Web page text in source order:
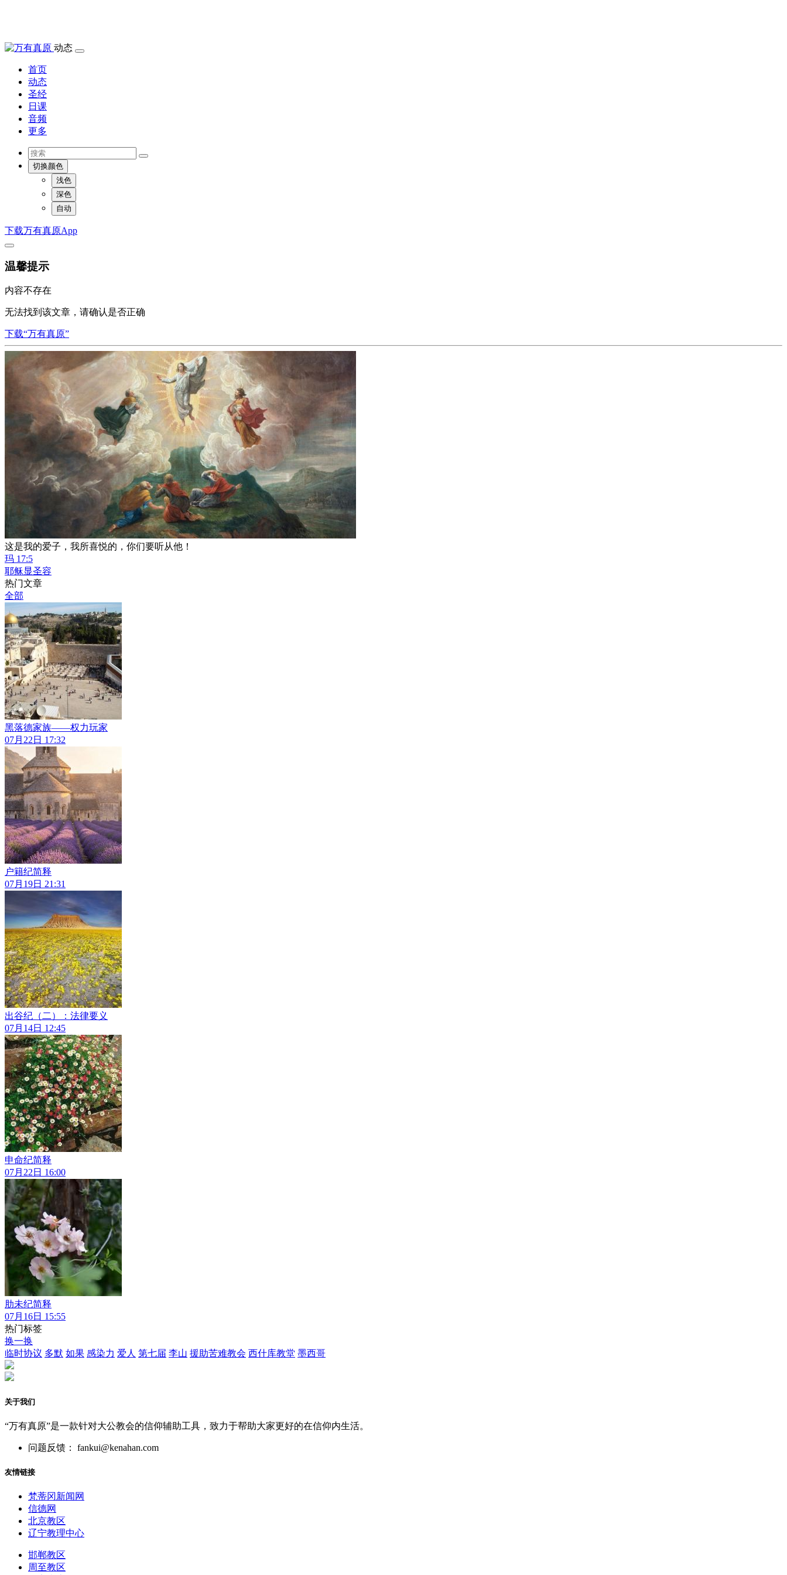
动态
首页
动态
圣经
日课
音频
更多
切换颜色
浅色
深色
自动
下载万有真原App
温馨提示
内容不存在
无法找到该文章，请确认是否正确
下载“万有真原”
这是我的爱子，我所喜悦的，你们要听从他！
玛 17:5
耶稣显圣容
热门文章
全部
黑落德家族——权力玩家
07月22日 17:32
户籍纪简释
07月19日 21:31
出谷纪（二）：法律要义
07月14日 12:45
申命纪简释
07月22日 16:00
肋未纪简释
07月16日 15:55
热门标签
换一换
临时协议 多默 如果 感染力 爱人 第七届 李山 援助苦难教会 西什库教堂 墨西哥
关于我们
“万有真原”是一款针对大公教会的信仰辅助工具，致力于帮助大家更好的在信仰内生活。
问题反馈： fankui@kenahan.com
友情链接
梵蒂冈新闻网
信德网
北京教区
辽宁教理中心
邯郸教区
周至教区